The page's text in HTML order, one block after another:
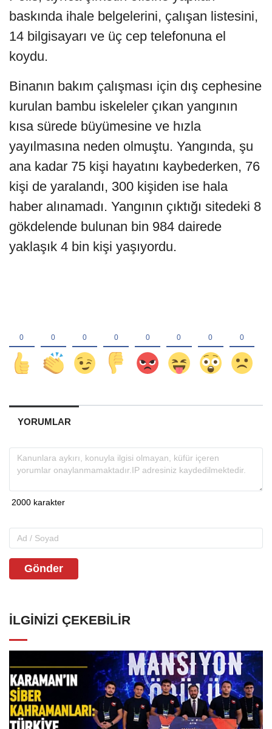
baskında ihale belgelerini, çalışan listesini,
14 bilgisayarı ve üç cep telefonuna el
koydu.
Binanın bakım çalışması için dış cephesine
kurulan bambu iskeleler çıkan yangının
kısa sürede büyümesine ve hızla
yayılmasına neden olmuştu. Yangında, şu
ana kadar 75 kişi hayatını kaybederken, 76
kişi de yaralandı, 300 kişiden ise hala
haber alınamadı. Yangının çıktığı sitedeki 8
gökdelende bulunan bin 984 dairede
yaklaşık 4 bin kişi yaşıyordu.
YORUMLAR
Gönder
İLGINIZI ÇEKEBILIR